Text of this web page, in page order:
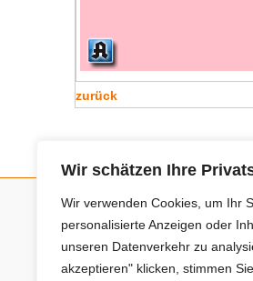
Wir schätzen Ihre
Wir verwenden Cookies, um Ihr
personalisierte Anzeigen oder
unseren Datenverkehr zu
akzeptieren" klicken, stimmen
zurück
Neue Anbieter